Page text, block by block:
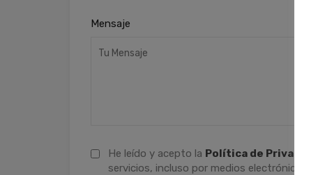
Mensaje
He leído y acepto la Política de Privacidad
servicios, incluso por medios electrónicos.